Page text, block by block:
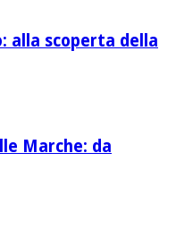
alla scoperta della
Marche: da